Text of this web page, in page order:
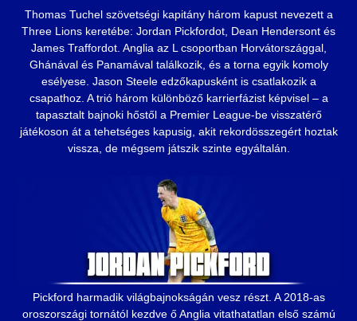
Thomas Tuchel szövetségi kapitány három kapust nevezett a
Three Lions keretébe: Jordan Pickfordot, Dean Hendersont és
James Traffordot. Anglia az L csoportban Horvátországgal,
Ghánával és Panamával találkozik, és a torna egyik komoly
esélyese. Jason Steele edzőkapusként is csatlakozik a
csapathoz. A trió három különböző karrierfázist képvisel – a
tapasztalt bajnoki hőstől a Premier League-be visszatérő
játékoson át a tehetséges kapusig, akit rekordösszegért hoztak
vissza, de mégsem játszik szinte egyáltalán.
Pickford harmadik világbajnokságán vesz részt. A 2018-as
oroszországi tornától kezdve ő Anglia vitathatatlan első számú